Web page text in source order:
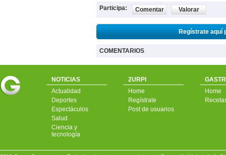
Participa: Comentar Valorar
Regístrate aquí
COMENTARIOS
NOTICIAS
Actualidad
Deportes
Espectáculos
Salud
Ciencia y
tecnología
2URPI
Home
Regístrate
Post de usuarios
Home